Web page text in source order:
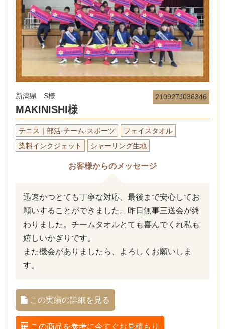
210927J036346
新潟県 S様
MAKINISHI様
テニス｜部活·チーム·スポーツ
フェイスタオル
染料インクジェット
シャーリング生地
お客様からのメッセージ
迅速かつとても丁寧な対応、最後まで安心してお
願いすることができました。昨日無事三送会が終
わりました。チームタオルとても喜んでくれ私も
嬉しいかぎりです。
また機会がありましたら、よろしくお願いしま
す。
この実績の詳細を見る
この商品を参考に今すぐお見積もり